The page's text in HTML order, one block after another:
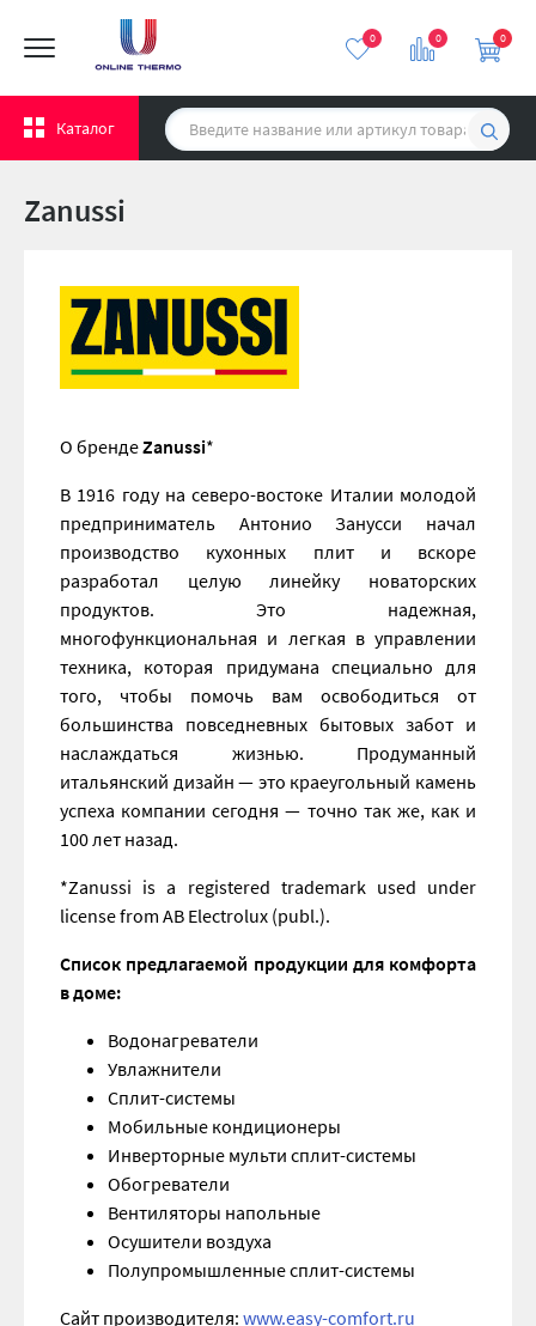
0 0
Каталог
0
Zanussi
О брендеZanussi*
В 1916 году на северо-востоке Италии молодой
предприниматель Антонио Занусси начал
производство кухонных плит и вскоре
разработал целую линейку новаторских
продуктов. Это надежная,
многофункциональная и легкая в управлении
техника, которая придумана специально для
того, чтобы помочь вам освободиться от
большинства повседневных бытовых забот и
наслаждаться жизнью. Продуманный
итальянский дизайн — это краеугольный камень
успеха компании сегодня — точно так же, как и
100 лет назад.
*Zanussi is a registered trademark used under
license from AB Electrolux (publ.).
Список предлагаемой продукции для комфорта
в доме:
Водонагреватели
Увлажнители
Сплит-системы
Мобильные кондиционеры
Инверторные мульти сплит-системы
Обогреватели
Вентиляторы напольные
Осушители воздуха
Полупромышленные сплит-системы
Сайт производителя: www.easy-comfort.ru